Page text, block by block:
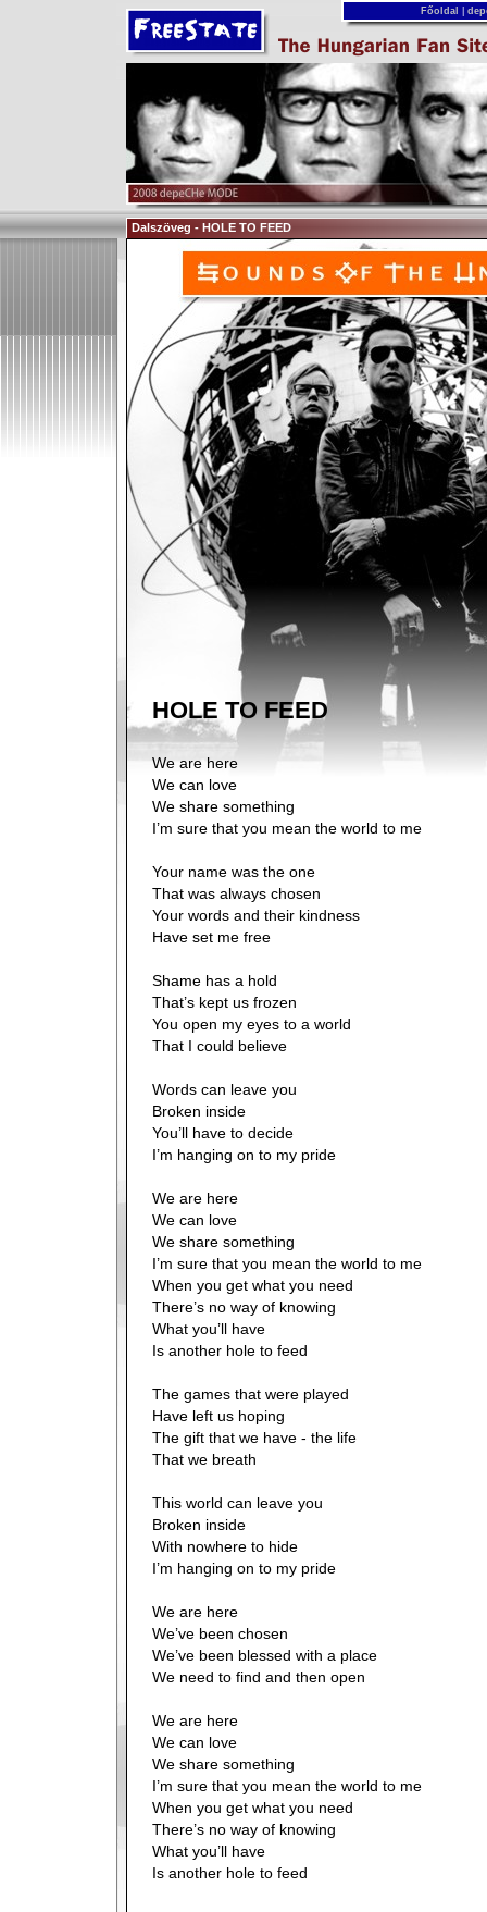
Főoldal
Dalszöveg - HOLE TO FEED
HOLE TO FEED
We are here
We can love
We share something
I’m sure that you mean the world to me
Your name was the one
That was always chosen
Your words and their kindness
Have set me free
Shame has a hold
That’s kept us frozen
You open my eyes to a world
That I could believe
Words can leave you
Broken inside
You’ll have to decide
I’m hanging on to my pride
We are here
We can love
We share something
I’m sure that you mean the world to me
When you get what you need
There’s no way of knowing
What you’ll have
Is another hole to feed
The games that were played
Have left us hoping
The gift that we have - the life
That we breath
This world can leave you
Broken inside
With nowhere to hide
I’m hanging on to my pride
We are here
We’ve been chosen
We’ve been blessed with a place
We need to find and then open
We are here
We can love
We share something
I’m sure that you mean the world to me
When you get what you need
There’s no way of knowing
What you’ll have
Is another hole to feed